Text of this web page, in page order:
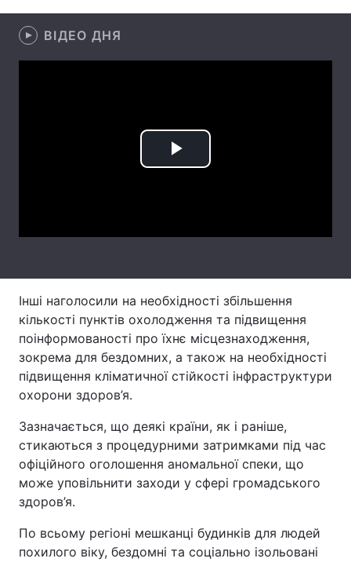
Послуги
ВІДЕО ДНЯ
Play
Інші наголосили на необхідності збільшення
кількості пунктів охолодження та підвищення
поінформованості про їхнє місцезнаходження,
зокрема для бездомних, а також на необхідності
підвищення кліматичної стійкості інфраструктури
охорони здоров’я.
Зазначається, що деякі країни, як і раніше,
стикаються з процедурними затримками під час
офіційного оголошення аномальної спеки, що
може уповільнити заходи у сфері громадського
здоров’я.
По всьому регіоні мешканці будинків для людей
похилого віку, бездомні та соціально ізольовані